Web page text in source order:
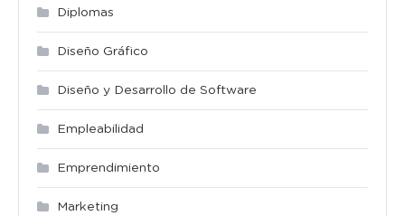
Diplomas
Diseño Gráfico
Diseño y Desarrollo de Software
Empleabilidad
Emprendimiento
Marketing